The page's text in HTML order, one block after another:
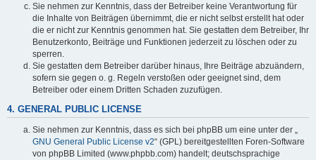
Sie nehmen zur Kenntnis, dass der Betreiber keine Verantwortung für
die Inhalte von Beiträgen übernimmt, die er nicht selbst erstellt hat oder
die er nicht zur Kenntnis genommen hat. Sie gestatten dem Betreiber, Ihr
Benutzerkonto, Beiträge und Funktionen jederzeit zu löschen oder zu
sperren.
Sie gestatten dem Betreiber darüber hinaus, Ihre Beiträge abzuändern,
sofern sie gegen o. g. Regeln verstoßen oder geeignet sind, dem
Betreiber oder einem Dritten Schaden zuzufügen.
4. GENERAL PUBLIC LICENSE
Sie nehmen zur Kenntnis, dass es sich bei phpBB um eine unter der „
GNU General Public License v2“ (GPL) bereitgestellten Foren-Software
von phpBB Limited (www.phpbb.com) handelt; deutschsprachige